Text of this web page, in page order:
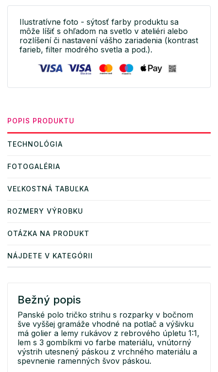
Ilustratívne foto - sýtosť farby produktu sa
môže líšiť s ohľadom na svetlo v ateliéri alebo
rozlíšení či nastavení vášho zariadenia (kontrast
farieb, filter modrého svetla a pod.).
POPIS PRODUKTU
TECHNOLÓGIA
FOTOGALÉRIA
VEĽKOSTNÁ TABUĽKA
ROZMERY VÝROBKU
OTÁZKA NA PRODUKT
NÁJDETE V KATEGÓRII
Bežný popis
Panské polo tričko strihu s rozparky v bočnom
šve vyššej gramáže vhodné na potlač a výšivku
má golier a lemy rukávov z rebrového úpletu 1:1,
lem s 3 gombíkmi vo farbe materiálu, vnútorný
výstrih utesnený páskou z vrchného materiálu a
spevnenie ramenných švov páskou.